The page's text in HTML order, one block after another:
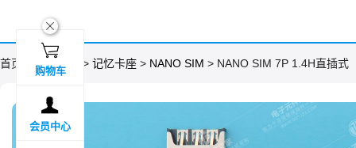
首页 > 分类目录 > 记忆卡座 > NANO SIM > NANO SIM 7P 1.4H直插式
ဆ

购物车

会员中心